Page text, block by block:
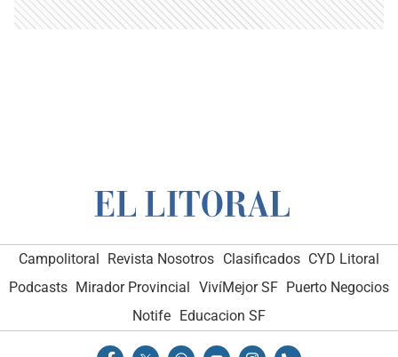
Campolitoral Revista Nosotros Clasificados CYD Litoral
Podcasts Mirador Provincial VivíMejor SF Puerto Negocios
Notife
Educacion SF